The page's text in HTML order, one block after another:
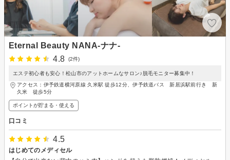
Eternal Beauty NANA-ナナ-
4.8
(2件)
エステ初心者も安心！松山市のアットホームなサロン♪脱毛モニター募集中！
アクセス：伊予鉄道横河原線 久米駅 徒歩12分、伊予鉄道バス 新居浜駅前行き 新
久米 徒歩5分
ポイントが貯まる・使える
口コミ
4.5
はじめてのメディセル